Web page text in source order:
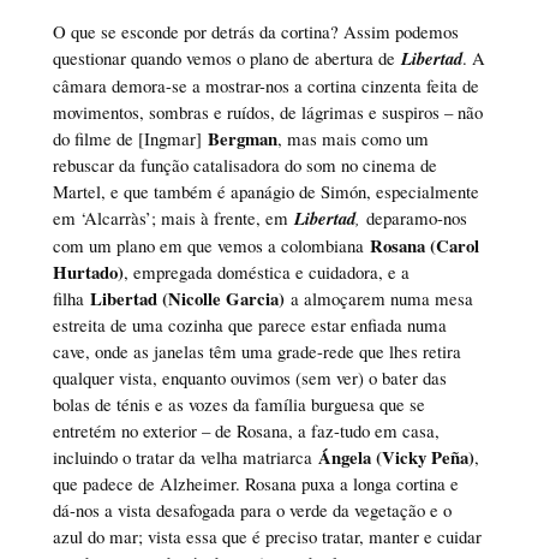
O que se esconde por detrás da cortina? Assim podemos
questionar quando vemos o plano de abertura de Libertad. A
câmara demora-se a mostrar-nos a cortina cinzenta feita de
movimentos, sombras e ruídos, de lágrimas e suspiros – não
do filme de [Ingmar] Bergman, mas mais como um
rebuscar da função catalisadora do som no cinema de
Martel, e que também é apanágio de Simón, especialmente
em ‘Alcarràs’; mais à frente, em Libertad, deparamo-nos
com um plano em que vemos a colombiana Rosana (Carol
Hurtado), empregada doméstica e cuidadora, e a
filha Libertad (Nicolle Garcia)a almoçarem numa mesa
estreita de uma cozinha que parece estar enfiada numa
cave, onde as janelas têm uma grade-rede que lhes retira
qualquer vista, enquanto ouvimos (sem ver) o bater das
bolas de ténis e as vozes da família burguesa que se
entretém no exterior – de Rosana, a faz-tudo em casa,
incluindo o tratar da velha matriarca Ángela (Vicky Peña),
que padece de Alzheimer. Rosana puxa a longa cortina e
dá-nos a vista desafogada para o verde da vegetação e o
azul do mar; vista essa que é preciso tratar, manter e cuidar